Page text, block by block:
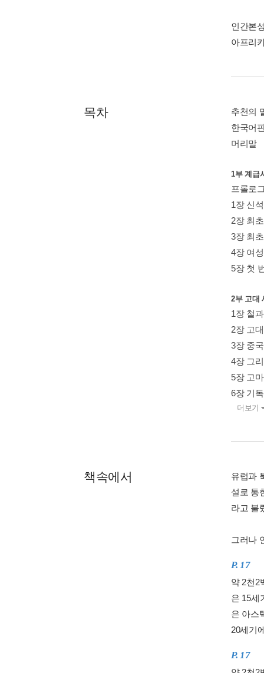
인간본
아프리
목차
추천의
한국어
머리말
1부 계급
프롤로
1장 신
2장 최
3장 최
4장 여
5장 첫
2부 고대
1장 철
2장 고
3장 중
4장 그
5장 고
6장 기
더보기
책속에서
유럽과
설로 통
라고 불
그러나
P. 17
약 2천2
은 15세
은 아스
20세기
P. 17